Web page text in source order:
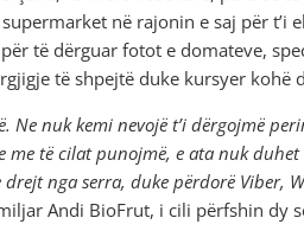
në rajonin e saj për t’i
të dërguar fotot e domateve,
të shpejtë duke kursyer kohë
Ne nuk kemi nevojë t’i dërgojmë
me të cilat punojmë, e ata nuk
nga serra, duke përdorë Viber,
Andi BioFrut, i cili përfshin dy